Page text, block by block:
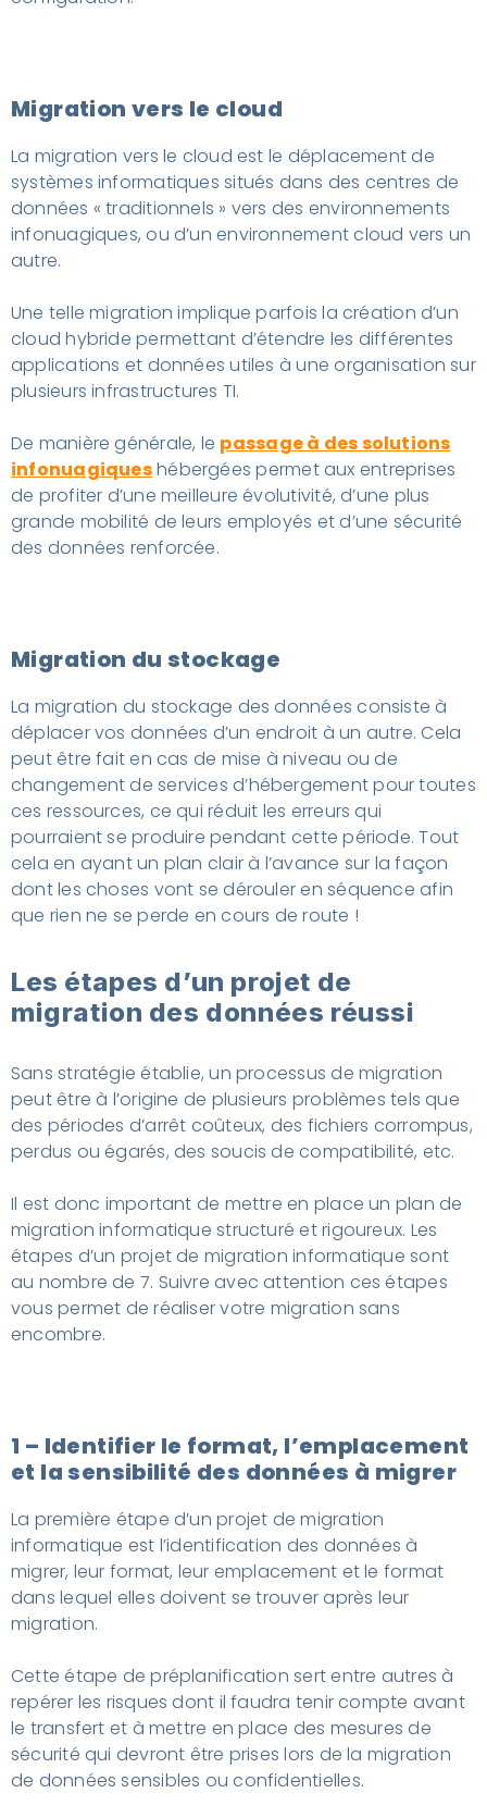
Migration vers le cloud
La migration vers le cloud est le déplacement de
systèmes informatiques situés dans des centres de
données « traditionnels » vers des environnements
infonuagiques, ou d’un environnement cloud vers un
autre.
Une telle migration implique parfois la création d’un
cloud hybride permettant d’étendre les différentes
applications et données utiles à une organisation sur
plusieurs infrastructures TI.
De manière générale, le passage à des solutions
infonuagiqueshébergées permet aux entreprises
de profiter d’une meilleure évolutivité, d’une plus
grande mobilité de leurs employés et d’une sécurité
des données renforcée.
Migration du stockage
La migration du stockage des données consiste à
déplacer vos données d’un endroit à un autre. Cela
peut être fait en cas de mise à niveau ou de
changement de services d’hébergement pour toutes
ces ressources, ce qui réduit les erreurs qui
pourraient se produire pendant cette période. Tout
cela en ayant un plan clair à l’avance sur la façon
dont les choses vont se dérouler en séquence afin
que rien ne se perde en cours de route !
Les étapes d’un projet de
migration des données réussi
Sans stratégie établie, un processus de migration
peut être à l’origine de plusieurs problèmes tels que
des périodes d’arrêt coûteux, des fichiers corrompus,
perdus ou égarés, des soucis de compatibilité, etc.
Il est donc important de mettre en place un plan de
migration informatique structuré et rigoureux. Les
étapes d’un projet de migration informatique sont
au nombre de 7. Suivre avec attention ces étapes
vous permet de réaliser votre migration sans
encombre.
1 – Identifier le format, l’emplacement
et la sensibilité des données à migrer
La première étape d’un projet de migration
informatique est l’identification des données à
migrer, leur format, leur emplacement et le format
dans lequel elles doivent se trouver après leur
migration.
Cette étape de préplanification sert entre autres à
repérer les risques dont il faudra tenir compte avant
le transfert et à mettre en place des mesures de
sécurité qui devront être prises lors de la migration
de données sensibles ou confidentielles.